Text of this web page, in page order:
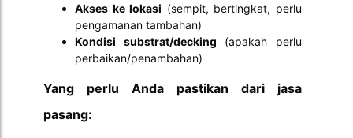
Akses ke lokasi (sempit, bertingkat, perlu
pengamanan tambahan)
Kondisi substrat/decking (apakah perlu
perbaikan/penambahan)
Yang perlu Anda pastikan dari jasa
pasang: